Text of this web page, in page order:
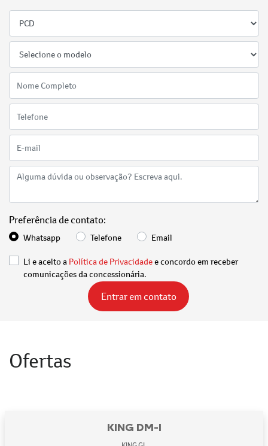
Preferência de contato:
Whatsapp Telefone Email
Li e aceito a Política de Privacidadee concordo em receber
comunicações da concessionária.
Entrar em contato
Ofertas
KING DM-I